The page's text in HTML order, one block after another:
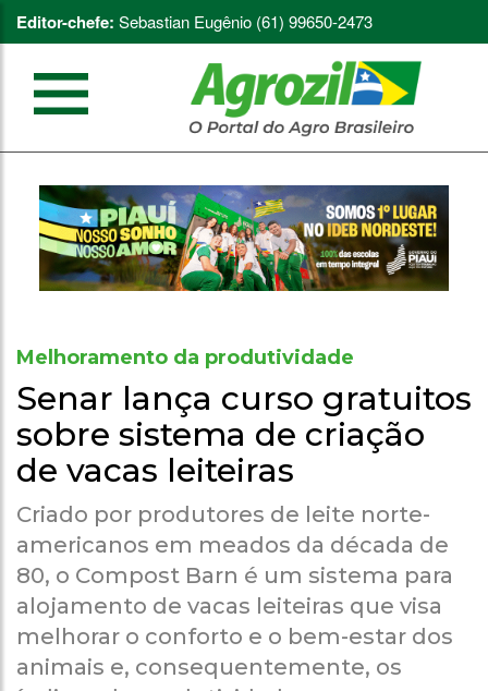
Editor-chefe: Sebastian Eugênio (61) 99650-2473
Melhoramento da produtividade
Senar lança curso gratuitos
sobre sistema de criação
de vacas leiteiras
Criado por produtores de leite norte-
americanos em meados da década de
80, o Compost Barn é um sistema para
alojamento de vacas leiteiras que visa
melhorar o conforto e o bem-estar dos
animais e, consequentemente, os